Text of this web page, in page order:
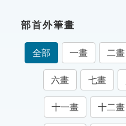
成語故事
索引選單
知識索引
單字索引
生命大百科索引
部首外筆畫
全部 一畫 二畫
六畫 七畫
十一畫 十二畫